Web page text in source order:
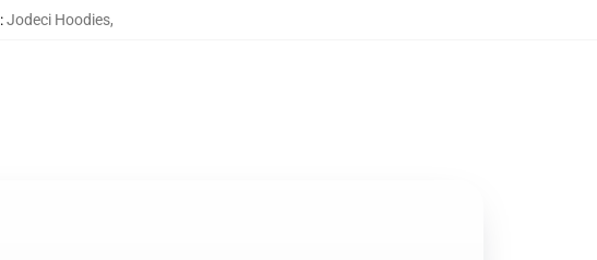
:Jodeci Hoodies,